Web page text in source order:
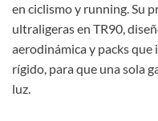
en ciclismo y running. Su
ultraligeras en TR90,
aerodinámica y packs
rígido, para que una sola
luz.